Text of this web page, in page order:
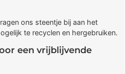
ons steentje bij aan het
te recyclen en hergebruiken.
een vrijblijvende